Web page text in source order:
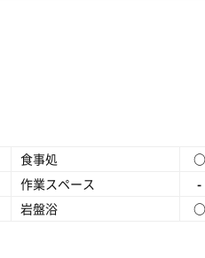
食事処 ○
作業スペース -
岩盤浴 ○